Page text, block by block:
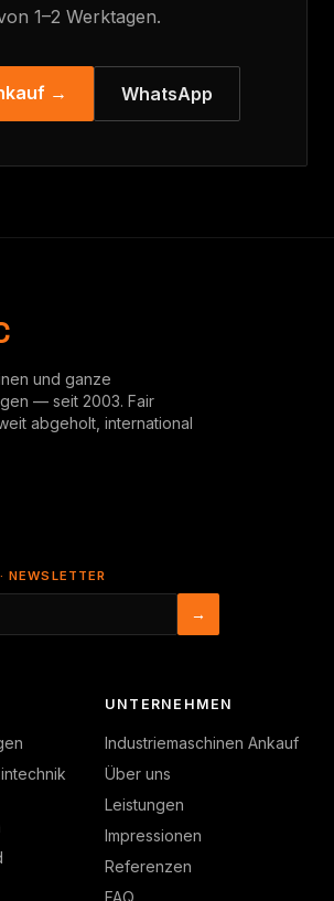
1–2 Werktagen.
→ WhatsApp
und ganze
— seit 2003. Fair
abgeholt, international
NEWSLETTER
→
UNTERNEHMEN
Industriemaschinen Ankauf
Über uns
Leistungen
Impressionen
Referenzen